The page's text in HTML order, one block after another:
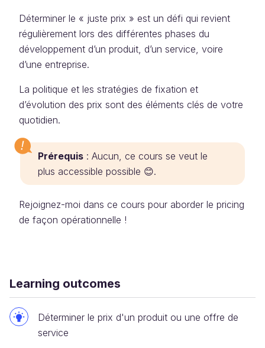
Déterminer le « juste prix » est un défi qui revient
régulièrement lors des différentes phases du
développement d’un produit, d’un service, voire
d’une entreprise.
La politique et les stratégies de fixation et
d’évolution des prix sont des éléments clés de votre
quotidien.
Prérequis : Aucun, ce cours se veut le
plus accessible possible 😊.
Rejoignez-moi dans ce cours pour aborder le pricing
de façon opérationnelle !
Learning outcomes
Déterminer le prix d'un produit ou une offre de
service